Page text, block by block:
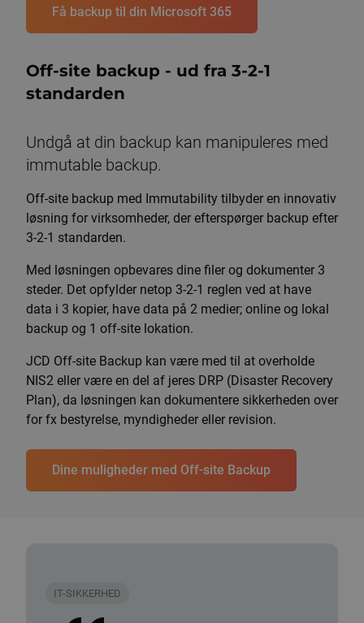
Få backup til din Microsoft 365
Off-site backup - ud fra 3-2-1
standarden
Undgå at din backup kan manipuleres med
immutable backup.
Off-site backup med Immutability tilbyder en innovativ
løsning for virksomheder, der efterspørger backup efter
3-2-1 standarden.
Med løsningen opbevares dine filer og dokumenter 3
steder. Det opfylder netop 3-2-1 reglen ved at have
data i 3 kopier, have data på 2 medier; online og lokal
backup og 1 off-site lokation.
JCD Off-site Backup kan være med til at overholde
NIS2 eller være en del af jeres DRP (Disaster Recovery
Plan), da løsningen kan dokumentere sikkerheden over
for fx bestyrelse, myndigheder eller revision.
Dine muligheder med Off-site Backup
IT-SIKKERHED